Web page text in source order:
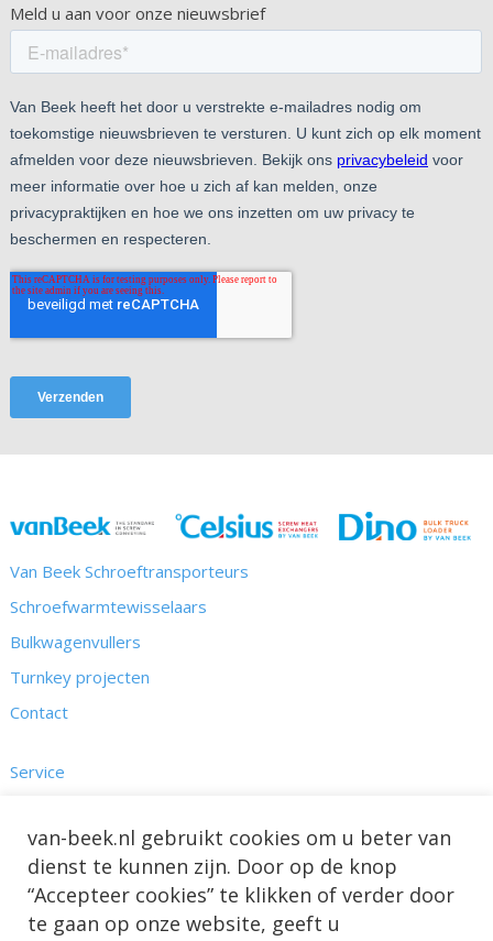
Meld u aan voor onze nieuwsbrief
Van Beek Schroeftransporteurs
Schroefwarmtewisselaars
Bulkwagenvullers
Turnkey projecten
Contact
Service
Nieuws & Projecten
Over ons
van-beek.nl gebruikt cookies om u beter van
dienst te kunnen zijn. Door op de knop
“Accepteer cookies” te klikken of verder door
te gaan op onze website, geeft u